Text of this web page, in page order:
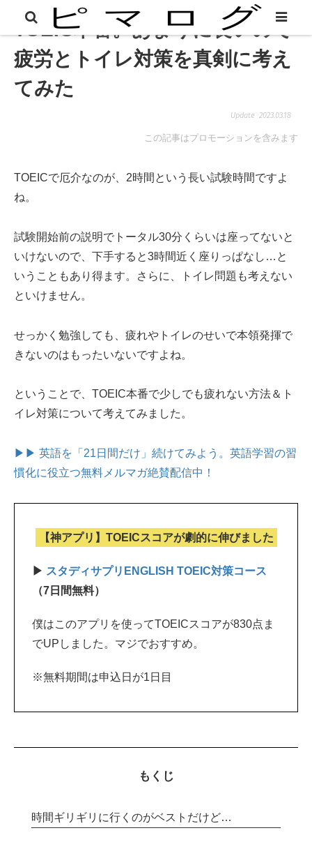
TOEIC本番。あまりに長いので
疲労とトイレ対策を真剣に考え
てみた
2023.03.18
この記事はプロモーションを含みます
TOEICで厄介なのが、2時間という長い試験時間ですよ
ね。
試験開始前の説明でトータル30分くらいは座ってないと
いけないので、下手すると3時間近く座りっぱなし…と
いうこともあり得ます。さらに、トイレ問題も考えない
といけません。
せっかく勉強しても、疲れやトイレのせいで本領発揮で
きないのはもったいないですよね。
ということで、TOEIC本番で少しでも疲れない方法＆ト
イレ対策について考えてみました。
▶▶ 英語を「21日間だけ」続けてみよう。 英語学習の習
慣化に役立つ無料メルマガ絶賛配信中！
【神アプリ】TOEICスコアが劇的に伸びました
▶ スタディサプリENGLISH TOEIC対策コース
（7日間無料）
僕はこのアプリを使ってTOEICスコアが830点ま
でUPしました。マジでおすすめ。
※無料期間は申込日が1日目
もくじ
時間ギリギリに行くのがベストだけど…